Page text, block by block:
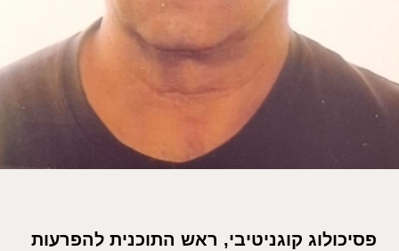
פסיכולוג קוגניטיבי, ראש התוכנית להפרעות